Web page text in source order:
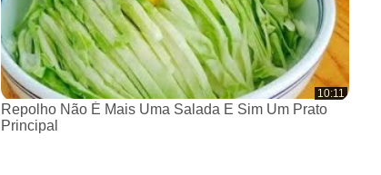
10:11
Repolho Não É Mais Uma Salada E Sim Um Prato
Principal